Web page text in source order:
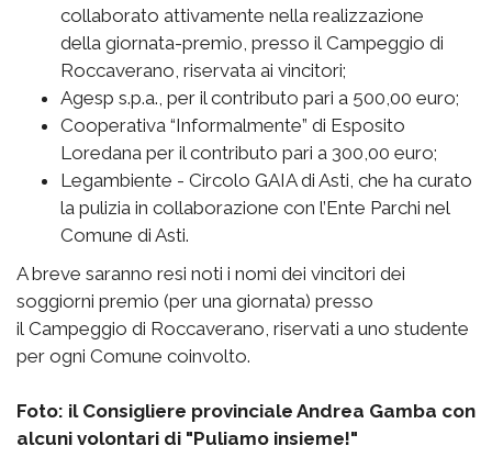
collaborato attivamente nella realizzazione
della giornata-premio, presso il Campeggio di
Roccaverano, riservata ai vincitori;
Agesp s.p.a., per il contributo pari a 500,00 euro;
Cooperativa “Informalmente” di Esposito
Loredana per il contributo pari a 300,00 euro;
Legambiente - Circolo GAIA di Asti, che ha curato
la pulizia in collaborazione con l’Ente Parchi nel
Comune di Asti.
A breve saranno resi noti i nomi dei vincitori dei
soggiorni premio (per una giornata) presso
il Campeggio di Roccaverano, riservati a uno studente
per ogni Comune coinvolto.
Foto: il Consigliere provinciale Andrea Gamba con
alcuni volontari di "Puliamo insieme!"